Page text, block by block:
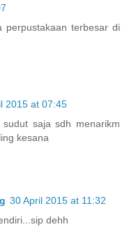
perpustakaan terbesar di
2015 at 07:45
saja sdh menarikm
kesana
30 April 2015 at 11:32
dehh